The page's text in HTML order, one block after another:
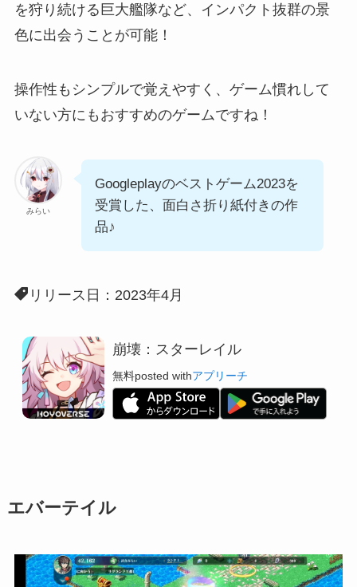
を狩り続ける巨大艦隊など、インパクト抜群の景
色に出会うことが可能！
操作性もシンプルで覚えやすく、ゲーム慣れして
いない方にもおすすめのゲームですね！
みらい
Googleplayのベストゲーム2023を
受賞した、面白さ折り紙付きの作
品♪
リリース日：2023年4月
崩壊：スターレイル
無料posted withアプリーチ
エバーテイル